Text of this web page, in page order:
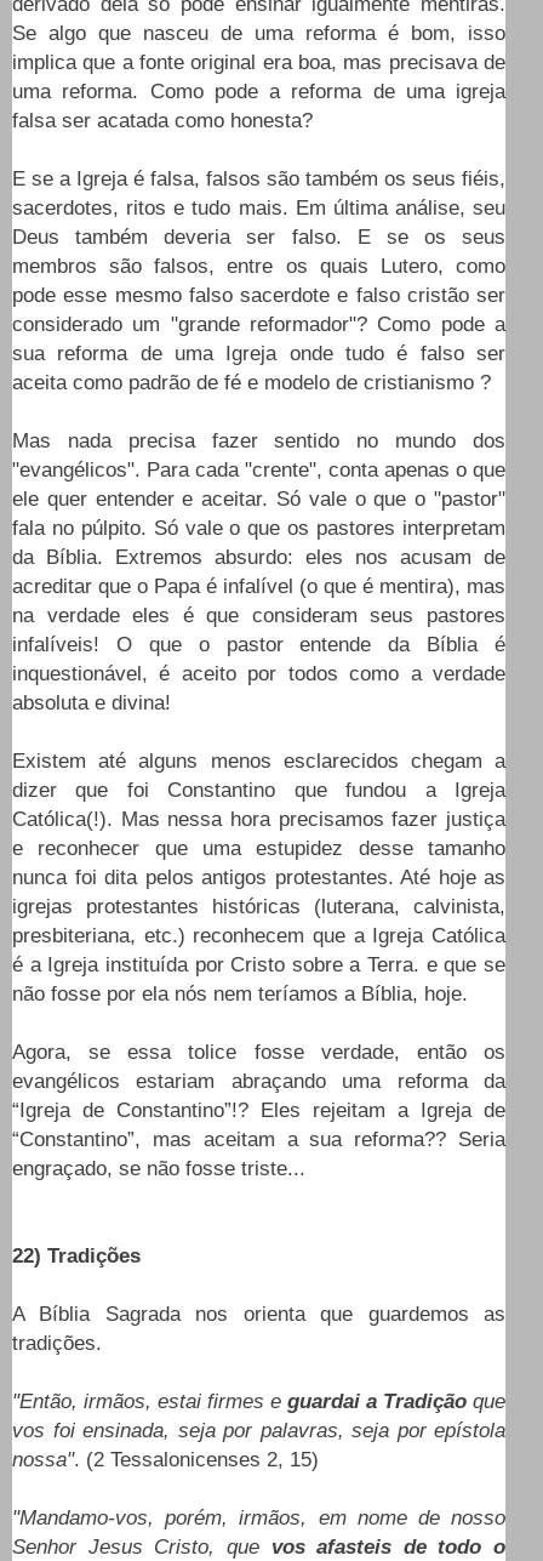
Se algo que nasceu de uma reforma é bom, isso
implica que a fonte original era boa, mas precisava de
uma reforma. Como pode a reforma de uma igreja
falsa ser acatada como honesta?
E se a Igreja é falsa, falsos são também os seus fiéis,
sacerdotes, ritos e tudo mais. Em última análise, seu
Deus também deveria ser falso. E se os seus
membros são falsos, entre os quais Lutero, como
pode esse mesmo falso sacerdote e falso cristão ser
considerado um "grande reformador"? Como pode a
sua reforma de uma Igreja onde tudo é falso ser
aceita como padrão de fé e modelo de cristianismo ?
Mas nada precisa fazer sentido no mundo dos
"evangélicos". Para cada "crente", conta apenas o que
ele quer entender e aceitar. Só vale o que o "pastor"
fala no púlpito. Só vale o que os pastores interpretam
da Bíblia. Extremos absurdo: eles nos acusam de
acreditar que o Papa é infalível (o que é mentira), mas
na verdade eles é que consideram seus pastores
infalíveis! O que o pastor entende da Bíblia é
inquestionável, é aceito por todos como a verdade
absoluta e divina!
Existem até alguns menos esclarecidos chegam a
dizer que foi Constantino que fundou a Igreja
Católica(!). Mas nessa hora precisamos fazer justiça
e reconhecer que uma estupidez desse tamanho
nunca foi dita pelos antigos protestantes. Até hoje as
igrejas protestantes históricas (luterana, calvinista,
presbiteriana, etc.) reconhecem que a Igreja Católica
é a Igreja instituída por Cristo sobre a Terra. e que se
não fosse por ela nós nem teríamos a Bíblia, hoje.
Agora, se essa tolice fosse verdade, então os
evangélicos estariam abraçando uma reforma da
“Igreja de Constantino”!? Eles rejeitam a Igreja de
“Constantino”, mas aceitam a sua reforma?? Seria
engraçado, se não fosse triste...
22) Tradições
A Bíblia Sagrada nos orienta que guardemos as
tradições.
"Então, irmãos, estai firmes e guardai a Tradição que
vos foi ensinada, seja por palavras, seja por epístola
nossa". (2 Tessalonicenses 2, 15)
"Mandamo-vos, porém, irmãos, em nome de nosso
Senhor Jesus Cristo, que vos afasteis de todo o